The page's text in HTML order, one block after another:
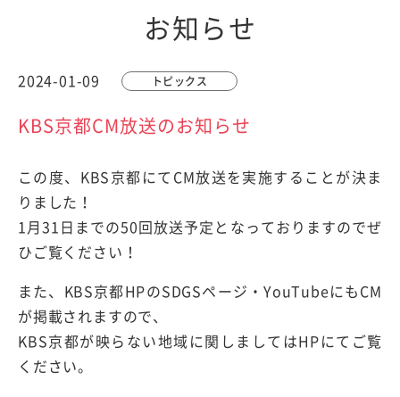
お知らせ
2024-01-09 トピックス
KBS京都CM放送のお知らせ
この度、KBS京都にてCM放送を実施することが決ま
りました！
1月31日までの50回放送予定となっておりますのでぜ
ひご覧ください！
また、KBS京都HPのSDGSページ・YouTubeにもCM
が掲載されますので、
KBS京都が映らない地域に関しましてはHPにてご覧
ください。